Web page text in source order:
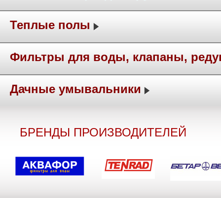
Теплые полы
Фильтры для воды, клапаны,
Дачные умывальники
БРЕНДЫ ПРОИЗВОДИТЕЛЕЙ